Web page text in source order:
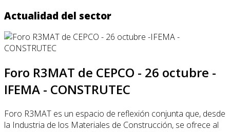
Actualidad del sector
Foro R3MAT de CEPCO - 26 octubre -
IFEMA - CONSTRUTEC
Foro R3MAT es un espacio de reflexión conjunta que, desde
la Industria de los Materiales de Construcción, se ofrece al